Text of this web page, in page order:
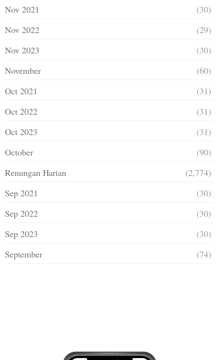
Nov 2021
(30)
Nov 2022
(29)
Nov 2023
(30)
November
(60)
Oct 2021
(31)
Oct 2022
(31)
Oct 2023
(31)
October
(90)
Renungan Harian
(2,774)
Sep 2021
(30)
Sep 2022
(30)
Sep 2023
(30)
September
(74)